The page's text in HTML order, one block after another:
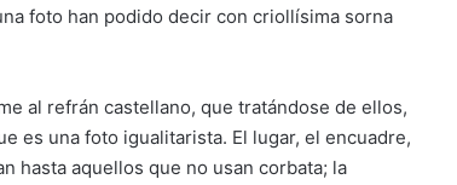
foto han podido decir con criollísima sorna
al refrán castellano, que tratándose de ellos,
es una foto igualitarista. El lugar, el encuadre,
hasta aquellos que no usan corbata; la